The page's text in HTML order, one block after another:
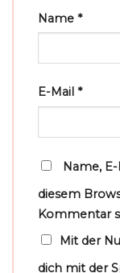
Name *
E-Mail *
Name,
diesem
Kommentar
Mit der
dich mit der